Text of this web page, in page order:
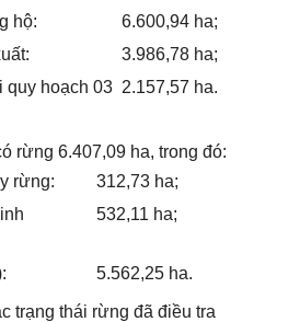
hộ:
6.600,94 ha;
3.986,78 ha;
quy hoạch 03 2.157,57 ha.
rừng 6.407,09 ha, trong đó:
rừng:
312,73 ha;
532,11 ha;
5.562,25 ha.
trạng thái rừng đã điều tra